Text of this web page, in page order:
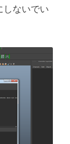
しないでい